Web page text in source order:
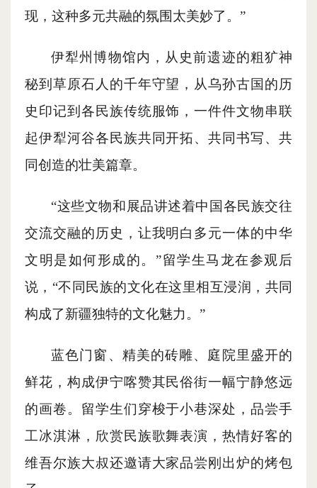
现，这种多元共融的氛围太美妙了。”
伊犁州博物馆内，从史前遗迹的粗犷神
秘到草原石人的千年守望，从乌孙古国的历
史印记到各民族传统服饰，一件件文物串联
起伊犁河谷各民族共同开拓、共同书写、共
同创造的壮美篇章。
“这些文物和展品讲述着中国各民族交往
交流交融的历史，让我明白多元一体的中华
文明是如何形成的。”留学生马龙在参观后
说，“不同民族的文化在这里相互浸润，共同
构成了新疆独特的文化魅力。”
蓝色门窗、精美的砖雕、庭院里盛开的
鲜花，构成伊宁喀赞其民俗街一幅宁静悠远
的画卷。留学生们穿梭于小巷深处，品尝手
工冰淇淋，欣赏民族歌舞表演，热情好客的
维吾尔族大叔还邀请大家品尝刚出炉的烤包